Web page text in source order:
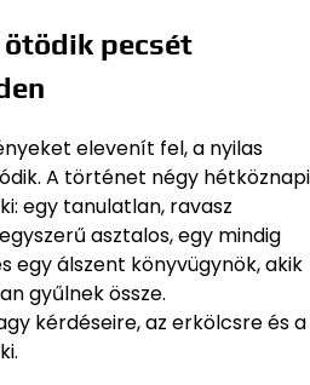
ötödik pecsét
elevenít fel, a nyilas
A történet négy hétköznapi
egy tanulatlan, ravasz
asztalos, egy mindig
egy álszent könyvügynök, akik
gyűlnek össze.
kérdéseire, az erkölcsre és a